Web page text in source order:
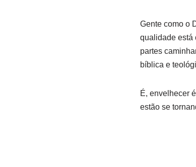
Gente como o
qualidade está
partes
bíblica e
É, envelhecer
estão se